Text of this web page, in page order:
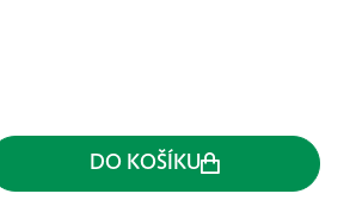
DO KOŠÍKU